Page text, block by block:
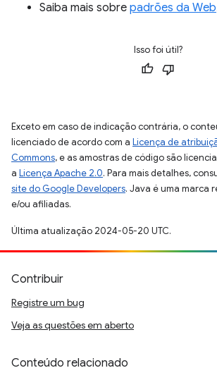
Saiba mais sobre padrões da Web
Isso foi útil?
Exceto em caso de indicação contrária, o
licenciado de acordo com a Licença de
Commons, e as amostras de código são
a Licença Apache 2.0. Para mais detalhes,
site do Google Developers. Java é uma marca
e/ou afiliadas.
Última atualização 2024-05-20 UTC.
Contribuir
Registre um bug
Veja as questões em aberto
Conteúdo relacionado